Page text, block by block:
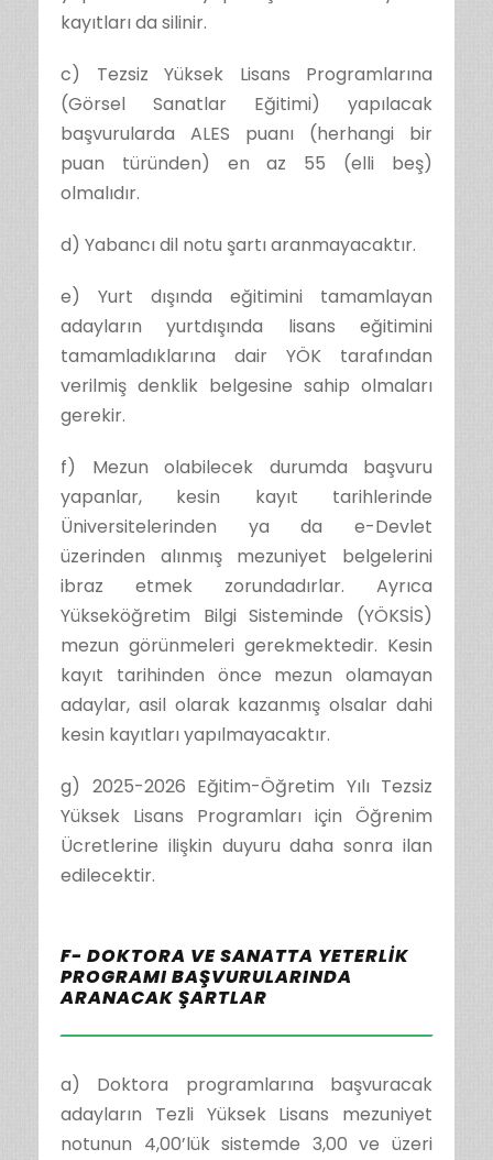
kayıtları da silinir.
c) Tezsiz Yüksek Lisans Programlarına
(Görsel Sanatlar Eğitimi) yapılacak
başvurularda ALES puanı (herhangi bir
puan türünden) en az 55 (elli beş)
olmalıdır.
d) Yabancı dil notu şartı aranmayacaktır.
e) Yurt dışında eğitimini tamamlayan
adayların yurtdışında lisans eğitimini
tamamladıklarına dair YÖK tarafından
verilmiş denklik belgesine sahip olmaları
gerekir.
f) Mezun olabilecek durumda başvuru
yapanlar, kesin kayıt tarihlerinde
Üniversitelerinden ya da e-Devlet
üzerinden alınmış mezuniyet belgelerini
ibraz etmek zorundadırlar. Ayrıca
Yükseköğretim Bilgi Sisteminde (YÖKSİS)
mezun görünmeleri gerekmektedir. Kesin
kayıt tarihinden önce mezun olamayan
adaylar, asil olarak kazanmış olsalar dahi
kesin kayıtları yapılmayacaktır.
g) 2025-2026 Eğitim-Öğretim Yılı Tezsiz
Yüksek Lisans Programları için Öğrenim
Ücretlerine ilişkin duyuru daha sonra ilan
edilecektir.
F- DOKTORA VE SANATTA YETERLİK
PROGRAMI BAŞVURULARINDA
ARANACAK ŞARTLAR
a) Doktora programlarına başvuracak
adayların Tezli Yüksek Lisans mezuniyet
notunun 4,00’lük sistemde 3,00 ve üzeri